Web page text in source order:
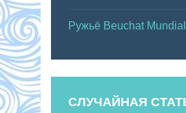
Ружьё Beuchat
СЛУЧАЙНАЯ